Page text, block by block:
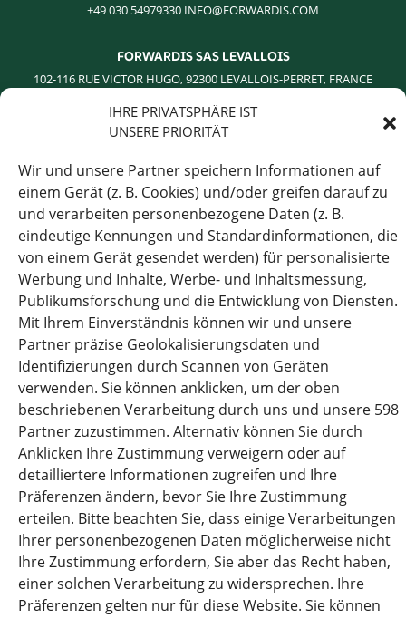
IHRE PRIVATSPHÄRE IST
UNSERE PRIORITÄT
Wir und unsere Partner speichern Informationen auf
einem Gerät (z. B. Cookies) und/oder greifen darauf zu
und verarbeiten personenbezogene Daten (z. B.
eindeutige Kennungen und Standardinformationen, die
von einem Gerät gesendet werden) für personalisierte
Werbung und Inhalte, Werbe- und Inhaltsmessung,
Publikumsforschung und die Entwicklung von Diensten.
Mit Ihrem Einverständnis können wir und unsere
Partner präzise Geolokalisierungsdaten und
Identifizierungen durch Scannen von Geräten
verwenden. Sie können anklicken, um der oben
beschriebenen Verarbeitung durch uns und unsere 598
Partner zuzustimmen. Alternativ können Sie durch
Anklicken Ihre Zustimmung verweigern oder auf
detailliertere Informationen zugreifen und Ihre
Präferenzen ändern, bevor Sie Ihre Zustimmung
erteilen. Bitte beachten Sie, dass einige Verarbeitungen
Ihrer personenbezogenen Daten möglicherweise nicht
Ihre Zustimmung erfordern, Sie aber das Recht haben,
einer solchen Verarbeitung zu widersprechen. Ihre
Präferenzen gelten nur für diese Website. Sie können
+49 030 54979330 INFO@FORWARDIS.COM
FORWARDIS SAS LEVALLOIS
102-116 RUE VICTOR HUGO, 92300 LEVALLOIS-PERRET, FRANCE
TVA : FR 19 414 801 555
+33 1 85 64 18 17
FORWARDIS GMBH FRANKFURT AM MAIN
KAISERSTRASSE 53, 60329 FRANKFURT AM MAIN, GERMANY
VAT : DE 813253597
+49 03 054979330 INFO@FORWARDIS.COM
FORWARDIS ROMANIA
STR. NICOLAE CARAMFIL NR.73 BUCHAREST, ROMANIA
‎ VAT : DE 813253597
+40 744 658 927 INFO@FORWARDIS.COM
Presseemitteilung
News Overview
Karriere